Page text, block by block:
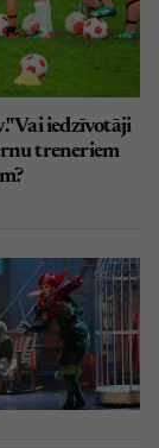
Vai iedzīvotāji
treneriem